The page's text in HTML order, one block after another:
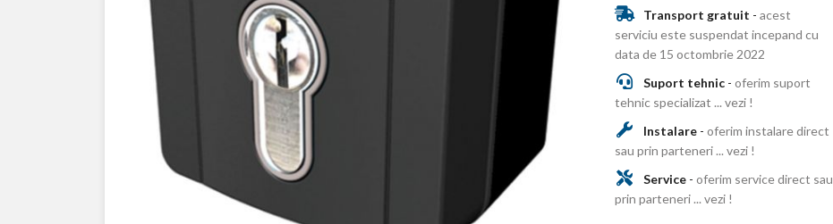
Transport gratuit - acest
serviciu este suspendat incepand cu
data de 15 octombrie 2022
Suport tehnic- oferim suport
tehnic specializat ... vezi !
Instalare- oferim instalare direct
sau prin parteneri ... vezi !
Service- oferim service direct sau
prin parteneri ... vezi !